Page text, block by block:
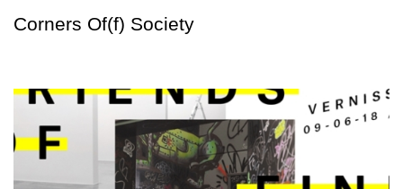
Corners Of(f) Society